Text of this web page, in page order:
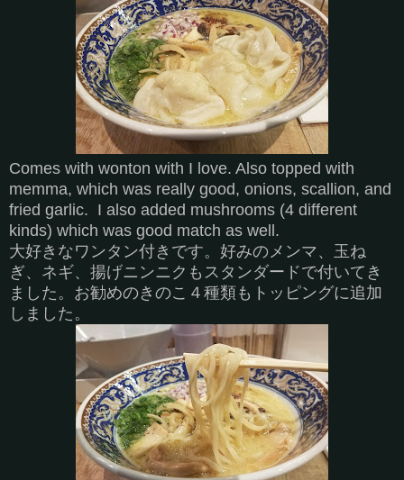
Comes with wonton with I love. Also topped with
memma, which was really good, onions, scallion, and
fried garlic. I also added mushrooms (4 different
kinds) which was good match as well.
大好きなワンタン付きです。好みのメンマ、玉ね
ぎ、ネギ、揚げニンニクもスタンダードで付いてき
ました。お勧めのきのこ４種類もトッピングに追加
しました。